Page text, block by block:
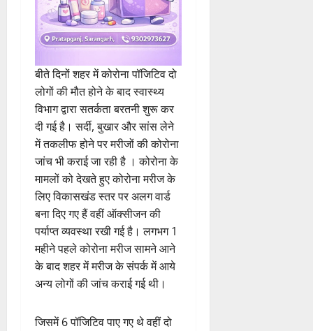
बीते दिनों शहर में कोरोना पॉजिटिव दो
लोगों की मौत होने के बाद स्वास्थ्य
विभाग द्वारा सतर्कता बरतनी शुरू कर
दी गई है। सर्दी, बुखार और सांस लेने
में तकलीफ होने पर मरीजों की कोरोना
जांच भी कराई जा रही है । कोरोना के
मामलों को देखते हुए कोरोना मरीज के
लिए विकासखंड स्तर पर अलग वार्ड
बना दिए गए हैं वहीं ऑक्सीजन की
पर्याप्त व्यवस्था रखी गई है। लगभग 1
महीने पहले कोरोना मरीज सामने आने
के बाद शहर में मरीज के संपर्क में आये
अन्य लोगों की जांच कराई गई थी।
जिसमें 6 पॉजिटिव पाए गए थे वहीं दो